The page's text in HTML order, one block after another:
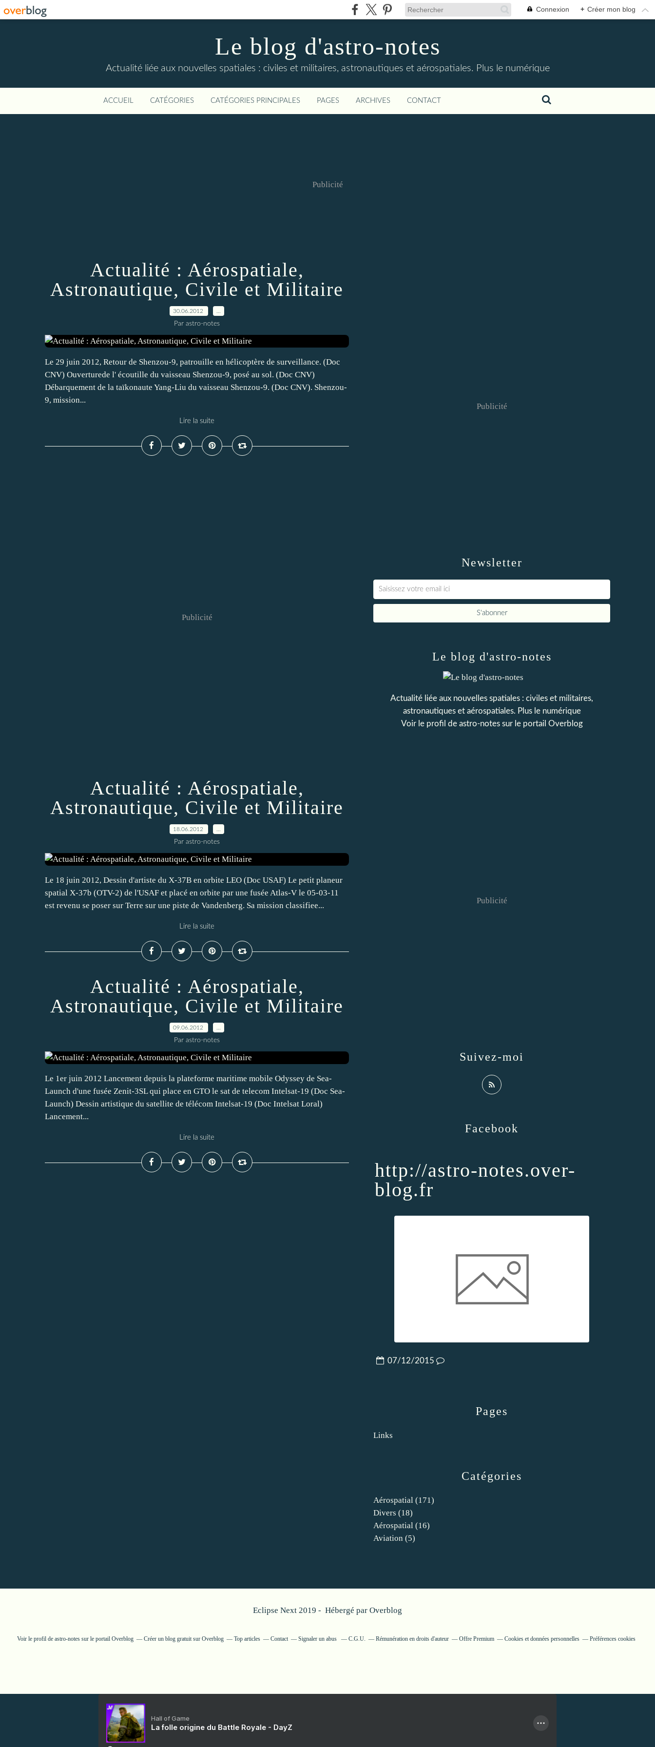
Connexion + Créer mon blog
Le blog d'astro-notes
Actualité liée aux nouvelles spatiales : civiles et militaires, astronautiques et aérospatiales. Plus le numérique
ACCUEIL CATÉGORIES CATÉGORIES PRINCIPALES PAGES ARCHIVES CONTACT
Publicité
Actualité : Aérospatiale,
Astronautique, Civile et Militaire
30.06.2012
Par astro-notes
Le 29 juin 2012, Retour de Shenzou-9, patrouille en hélicoptère de surveillance. (Doc
CNV) Ouverturede l' écoutille du vaisseau Shenzou-9, posé au sol. (Doc CNV)
Débarquement de la taïkonaute Yang-Liu du vaisseau Shenzou-9. (Doc CNV). Shenzou-
9, mission...
Lire la suite
Publicité
Actualité : Aérospatiale,
Astronautique, Civile et Militaire
18.06.2012
Par astro-notes
Le 18 juin 2012, Dessin d'artiste du X-37B en orbite LEO (Doc USAF) Le petit planeur
spatial X-37b (OTV-2) de l'USAF et placé en orbite par une fusée Atlas-V le 05-03-11
est revenu se poser sur Terre sur une piste de Vandenberg. Sa mission classifiee...
Lire la suite
Actualité : Aérospatiale,
Astronautique, Civile et Militaire
09.06.2012
Par astro-notes
Le 1er juin 2012 Lancement depuis la plateforme maritime mobile Odyssey de Sea-
Launch d'une fusée Zenit-3SL qui place en GTO le sat de telecom Intelsat-19 (Doc Sea-
Launch) Dessin artistique du satellite de télécom Intelsat-19 (Doc Intelsat Loral)
Lancement...
Lire la suite
Newsletter
Publicité
Catégories
Aérospatial (171)
Divers (18)
Aérospatial (16)
Aviation (5)
Pages
Links
Le blog d'astro-notes
Actualité liée aux nouvelles spatiales : civiles et militaires,
astronautiques et aérospatiales. Plus le numérique
Voir le profil de astro-notessur le portail Overblog
Suivez-moi
Facebook
http://astro-notes.over-
blog.fr
07/12/2015
Publicité
Eclipse Next 2019 - Hébergé par Overblog
Voir le profil de astro-notessur le portail Overblog Créer un blog gratuit sur Overblog Top articles Contact Signaler un abus C.G.U. Rémunération en droits d'auteur Offre Premium Cookies et données personnelles Préférences cookies
Hall of Game
La folle origine du Battle Royale - DayZ